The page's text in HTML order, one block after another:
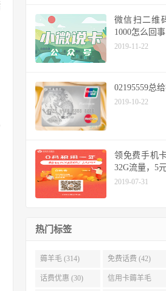
微信扫二维
1000怎么回事
2019-11-22
02195559总
2019-10-22
领免费手机
32G流量，5
2019-07-31
热门标签
薅羊毛 (314) 免费话费 (42)
话费优惠 (30) 信用卡薅羊毛